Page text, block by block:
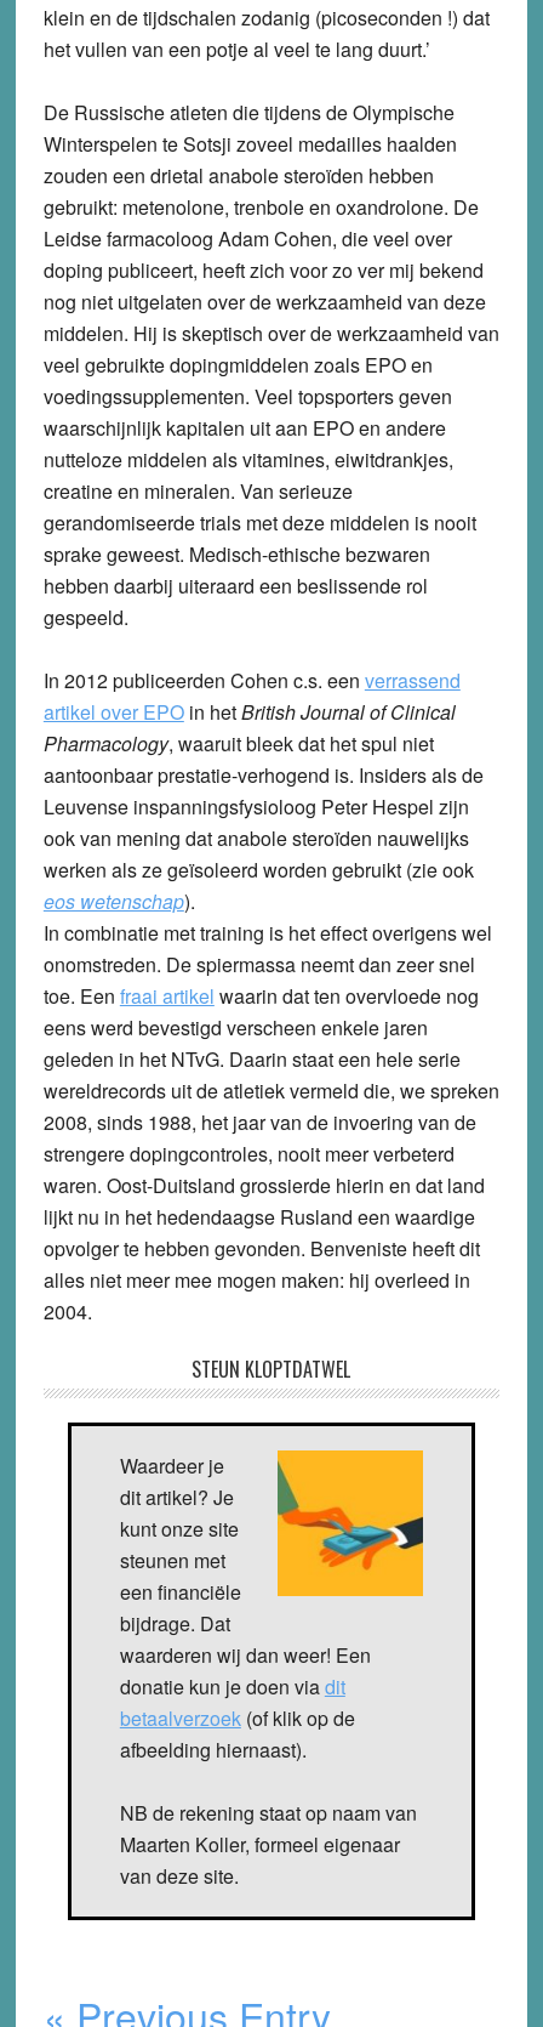
klein en de tijdschalen zodanig (picoseconden !) dat
het vullen van een potje al veel te lang duurt.’
De Russische atleten die tijdens de Olympische
Winterspelen te Sotsji zoveel medailles haalden
zouden een drietal anabole steroïden hebben
gebruikt: metenolone, trenbole en oxandrolone. De
Leidse farmacoloog Adam Cohen, die veel over
doping publiceert, heeft zich voor zo ver mij bekend
nog niet uitgelaten over de werkzaamheid van deze
middelen. Hij is skeptisch over de werkzaamheid van
veel gebruikte dopingmiddelen zoals EPO en
voedingssupplementen. Veel topsporters geven
waarschijnlijk kapitalen uit aan EPO en andere
nutteloze middelen als vitamines, eiwitdrankjes,
creatine en mineralen. Van serieuze
gerandomiseerde trials met deze middelen is nooit
sprake geweest. Medisch-ethische bezwaren
hebben daarbij uiteraard een beslissende rol
gespeeld.
In 2012 publiceerden Cohen c.s. een verrassend
artikel over EPOin hetBritish Journal of Clinical
Pharmacology, waaruit bleek dat het spul niet
aantoonbaar prestatie-verhogend is. Insiders als de
Leuvense inspanningsfysioloog Peter Hespel zijn
ook van mening dat anabole steroïden nauwelijks
werken als ze geïsoleerd worden gebruikt (zie ook
eos wetenschap).
In combinatie met training is het effect overigens wel
onomstreden. De spiermassa neemt dan zeer snel
toe. Een fraai artikel waarin dat ten overvloede nog
eens werd bevestigd verscheen enkele jaren
geleden in het NTvG. Daarin staat een hele serie
wereldrecords uit de atletiek vermeld die, we spreken
2008, sinds 1988, het jaar van de invoering van de
strengere dopingcontroles, nooit meer verbeterd
waren. Oost-Duitsland grossierde hierin en dat land
lijkt nu in het hedendaagse Rusland een waardige
opvolger te hebben gevonden. Benveniste heeft dit
alles niet meer mee mogen maken: hij overleed in
2004.
STEUN KLOPTDATWEL
Waardeer je
dit artikel? Je
kunt onze site
steunen met
een financiële
bijdrage. Dat
waarderen wij dan weer! Een
donatie kun je doen viadit
betaalverzoek(of klik op de
afbeelding hiernaast).
NB de rekening staat op naam van
Maarten Koller, formeel eigenaar
van deze site.
« Previous Entry